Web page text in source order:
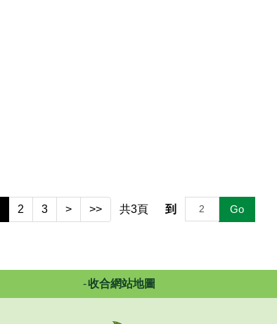
2 3 > >> 共3頁 到 Go
收合網站地圖